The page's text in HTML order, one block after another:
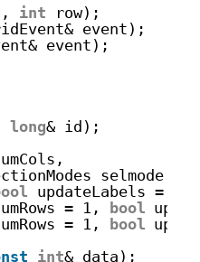
int
row);
event);
event);
long& id);
selmode =
updateLabels =
= 1, bool
= 1, bool
int& data);